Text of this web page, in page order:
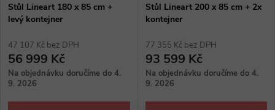
Stůl Lineart 180 x 85 cm +
levý kontejner
47 107 Kč bez DPH
56 999 Kč
Na objednávku doručíme do 4.
9. 2026
Stůl Lineart 200 x 85 cm + 2x
kontejner
77 355 Kč bez DPH
93 599 Kč
Na objednávku doručíme do 4.
9. 2026